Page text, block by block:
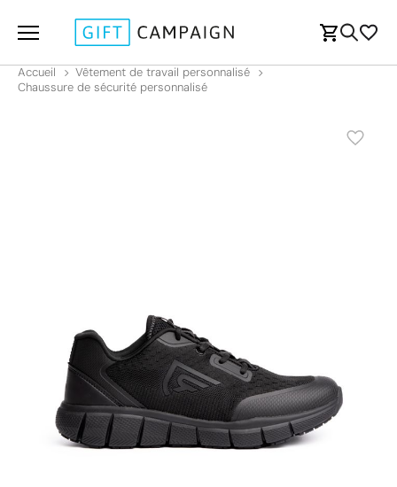
Accueil
Vêtement de travail personnalisé
Chaussure de sécurité personnalisé